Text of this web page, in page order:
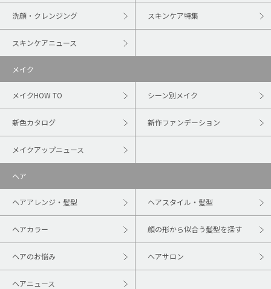
洗顔・クレンジング スキンケア特集
スキンケアニュース
メイク
メイクHOW TO シーン別メイク
新色カタログ 新作ファンデーション
メイクアップニュース
ヘア
ヘアアレンジ・髪型 ヘアスタイル・髪型
ヘアカラー 顔の形から似合う髪型を探す
ヘアのお悩み ヘアサロン
ヘアニュース